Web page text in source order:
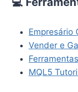
Empresário
Vender e
MQL5